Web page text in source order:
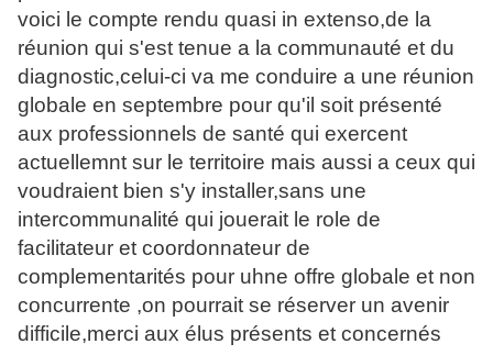
voici le compte rendu quasi in extenso,de la
réunion qui s'est tenue a la communauté et du
diagnostic,celui-ci va me conduire a une réunion
globale en septembre pour qu'il soit présenté
aux professionnels de santé qui exercent
actuellemnt sur le territoire mais aussi a ceux qui
voudraient bien s'y installer,sans une
intercommunalité qui jouerait le role de
facilitateur et coordonnateur de
complementarités pour uhne offre globale et non
concurrente ,on pourrait se réserver un avenir
difficile,merci aux élus présents et concernés